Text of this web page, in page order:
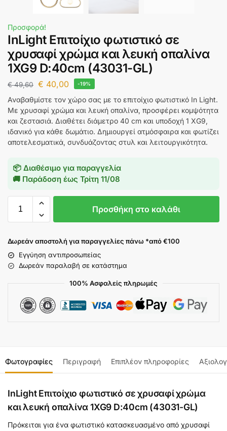
Προσφορά!
InLight Επιτοίχιο φωτιστικό σε
χρυσαφί χρώμα και λευκή οπαλίνα
1XG9 D:40cm (43031-GL)
€49,60 € 40,00 -19%
Αναβαθμίστε τον χώρο σας με το επιτοίχιο φωτιστικό In Light.
Με χρυσαφί χρώμα και λευκή οπαλίνα, προσφέρει κομψότητα
και ζεστασιά. Διαθέτει διάμετρο 40 cm και υποδοχή 1 XG9,
ιδανικό για κάθε δωμάτιο. Δημιουργεί ατμόσφαιρα και φωτίζει
αποτελεσματικά, συνδυάζοντας στυλ και λειτουργικότητα.
📦 Διαθέσιμο για παραγγελία
🚚 Παράδοση έως Τρίτη 11/08
Προσθήκη στο καλάθι
Δωρεάν αποστολή για παραγγελίες πάνω *από €100
Εγγύηση αντιπροσωπείας
Δωρεάν παραλαβή σε κατάστημα
100% Ασφαλείς πληρωμές
Φωτογραφίες Περιγραφή Επιπλέον πληροφορίες
InLight Επιτοίχιο φωτιστικό σε χρυσαφί χρώμα
και λευκή οπαλίνα 1XG9 D:40cm (43031-GL)
Πρόκειται για ένα φωτιστικό κατασκευασμένο από χρυσαφί